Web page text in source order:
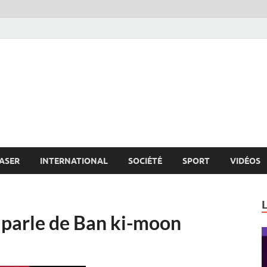
INTERNATIONAL SOCIÉTÉ SPORT VIDÉOS
de Ban ki-moon